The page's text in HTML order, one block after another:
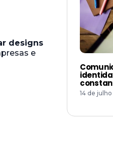
designs
e
14 de